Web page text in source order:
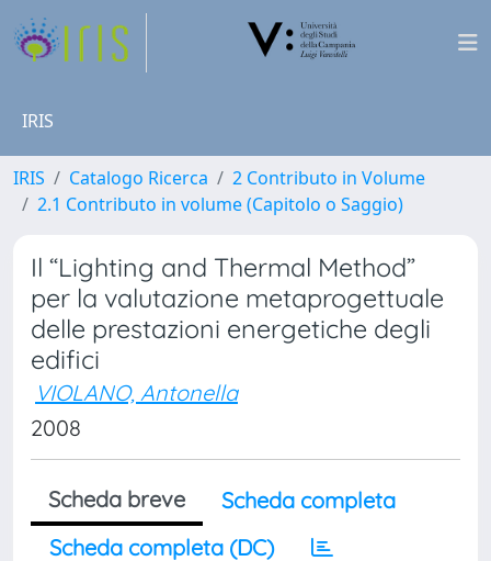
IRIS
IRIS Catalogo Ricerca
2 Contributo in Volume
2.1 Contributo in volume (Capitolo o Saggio)
Il “Lighting and Thermal Method”
per la valutazione metaprogettuale
delle prestazioni energetiche degli
edifici
VIOLANO, Antonella
2008
Scheda breve
Scheda completa
Scheda completa (DC)